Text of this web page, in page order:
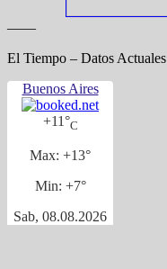
——
El Tiempo – Datos Actuales
Buenos Aires
+11°C
Max: +13°
Min: +7°
Sab, 08.08.2026